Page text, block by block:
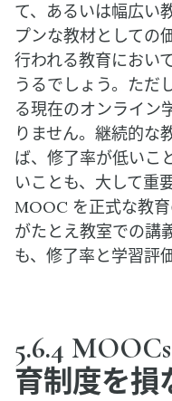
て、あるいは幅広い
プンな教材としての
行われる教育におい
うるでしょう。ただ
る現在のオンライン
りません。継続的な
ば、修了率が低いこ
いことも、大して重
MOOC を正式な教
がたとえ教室での講
も、修了率と学習評
5.6.4
育制度を損